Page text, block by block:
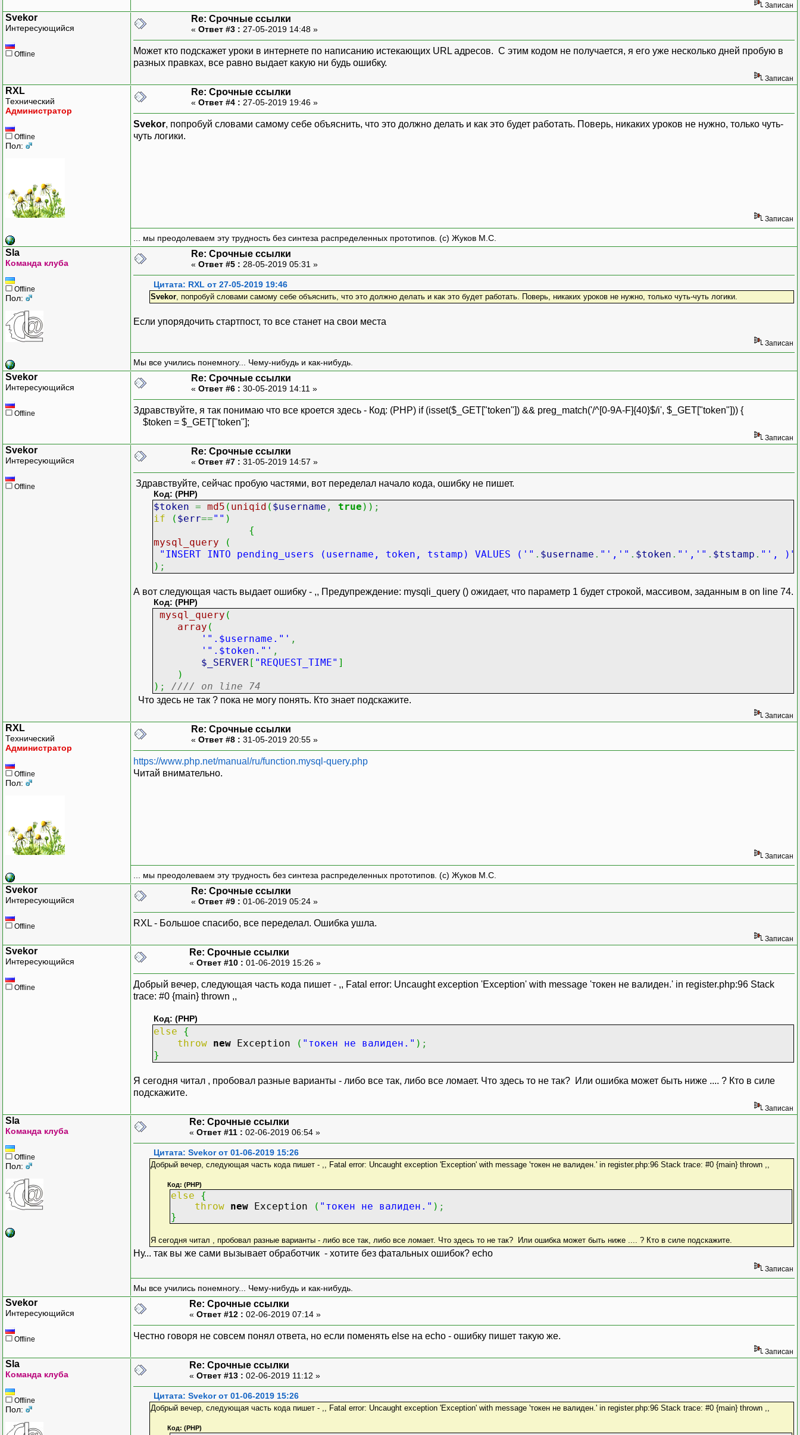
$row = $query->fetch(PDO::FETCH_ASSOC);
$query->closeCursor();
if ($row) {
extract($row);
else {
throw new Exception("токен не валиден.");
// активируем пользовательский аккаунт
$username,
$token,
$tstamp
);
// 1 день в секундах = 60 секунд * 60 минут * 24 часа
throw new Exception("время жизни токена истекло.");
}
// активируем пользовательский аккаунт
Записан
Svekor
Интересующийся
Offline
Re: Срочные ссылки
« Ответ #3 : 27-05-2019 14:48 »
Может кто подскажет уроки в интернете по написанию истекающих URL адресов. С этим кодом не получается, я его уже несколько дней пробую в
разных правках, все равно выдает какую ни будь ошибку.
Записан
RXL
Технический
Администратор
Offline
Пол:
Re: Срочные ссылки
« Ответ #4 : 27-05-2019 19:46 »
Svekor, попробуй словами самому себе объяснить, что это должно делать и как это будет работать. Поверь, никаких уроков не нужно, только чуть-
чуть логики.
Записан
... мы преодолеваем эту трудность без синтеза распределенных прототипов. (с) Жуков М.С.
Sla
Команда клуба
Offline
Пол:
Re: Срочные ссылки
« Ответ #5 : 28-05-2019 05:31 »
Цитата: RXL от 27-05-2019 19:46
Svekor, попробуй словами самому себе объяснить, что это должно делать и как это будет работать. Поверь, никаких уроков не нужно, только чуть-чуть логики.
Если упорядочить стартпост, то все станет на свои места
Записан
Мы все учились понемногу... Чему-нибудь и как-нибудь.
Svekor
Интересующийся
Offline
Re: Срочные ссылки
« Ответ #6 : 30-05-2019 14:11 »
Здравствуйте, я так понимаю что все кроется здесь - Код: (PHP) if (isset($_GET["token"]) && preg_match('/^[0-9A-F]{40}$/i', $_GET["token"])) {
$token = $_GET["token"];
Записан
Svekor
Интересующийся
Offline
Re: Срочные ссылки
« Ответ #7 : 31-05-2019 14:57 »
Здравствуйте, сейчас пробую частями, вот переделал начало кода, ошибку не пишет.
Код: (PHP)
$token = md5 ( uniqid ( $username , true ) ) ;
if
( $err=="" )
{
mysql_query
(
"INSERT INTO pending_users (username, token, tstamp) VALUES ('" . $username . "','" . $token . "','" . $tstamp . "', )"
) ;
А вот следующая часть выдает ошибку - ,, Предупреждение: mysqli_query () ожидает, что параметр 1 будет строкой, массивом, заданным в on line 74.
Код: (PHP)
mysql_query (
array (
'".$username."' ,
'".$token."' ,
$_SERVER [ "REQUEST_TIME" ]
)
) ; //// on line 74
Что здесь не так ? пока не могу понять. Кто знает подскажите.
Записан
RXL
Технический
Администратор
Offline
Пол:
Re: Срочные ссылки
« Ответ #8 : 31-05-2019 20:55 »
https://www.php.net/manual/ru/function.mysql-query.php
Читай внимательно.
Записан
... мы преодолеваем эту трудность без синтеза распределенных прототипов. (с) Жуков М.С.
Svekor
Интересующийся
Offline
Re: Срочные ссылки
« Ответ #9 : 01-06-2019 05:24 »
RXL - Большое спасибо, все переделал. Ошибка ушла.
Записан
Svekor
Интересующийся
Offline
Re: Срочные ссылки
« Ответ #10 : 01-06-2019 15:26 »
Добрый вечер, следующая часть кода пишет - ,, Fatal error: Uncaught exception 'Exception' with message 'токен не валиден.' in register.php:96 Stack
trace: #0 {main} thrown ,,
Код: (PHP)
else
{
throw new Exception ( "токен не валиден." ) ;
}
Я сегодня читал , пробовал разные варианты - либо все так, либо все ломает. Что здесь то не так? Или ошибка может быть ниже .... ? Кто в силе
подскажите.
Записан
Sla
Команда клуба
Offline
Пол:
Re: Срочные ссылки
« Ответ #11 : 02-06-2019 06:54 »
Цитата: Svekor от 01-06-2019 15:26
Добрый вечер, следующая часть кода пишет - ,, Fatal error: Uncaught exception 'Exception' with message 'токен не валиден.' in register.php:96 Stack trace: #0 {main} thrown ,,
Код: (PHP)
else
{
throw newException ( "токен не валиден." ) ;
}
Я сегодня читал , пробовал разные варианты - либо все так, либо все ломает. Что здесь то не так? Или ошибка может быть ниже .... ? Кто в силе подскажите.
Ну... так вы же сами вызывает обработчик - хотите без фатальных ошибок? echo
Записан
Мы все учились понемногу... Чему-нибудь и как-нибудь.
Svekor
Интересующийся
Offline
Re: Срочные ссылки
« Ответ #12 : 02-06-2019 07:14 »
Честно говоря не совсем понял ответа, но если поменять else на echo - ошибку пишет такую же.
Записан
Sla
Команда клуба
Offline
Пол:
Re: Срочные ссылки
« Ответ #13 : 02-06-2019 11:12 »
Цитата: Svekor от 01-06-2019 15:26
Добрый вечер, следующая часть кода пишет - ,, Fatal error: Uncaught exception 'Exception' with message 'токен не валиден.' in register.php:96 Stack trace: #0 {main} thrown ,,
Код: (PHP)